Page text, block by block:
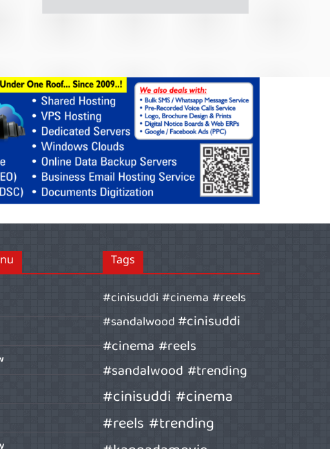
Tags
#cinisuddi #cinema #reels
#sandalwood#cinisuddi
#cinema #reels
#sandalwood #trending
#cinisuddi #cinema
#reels #trending